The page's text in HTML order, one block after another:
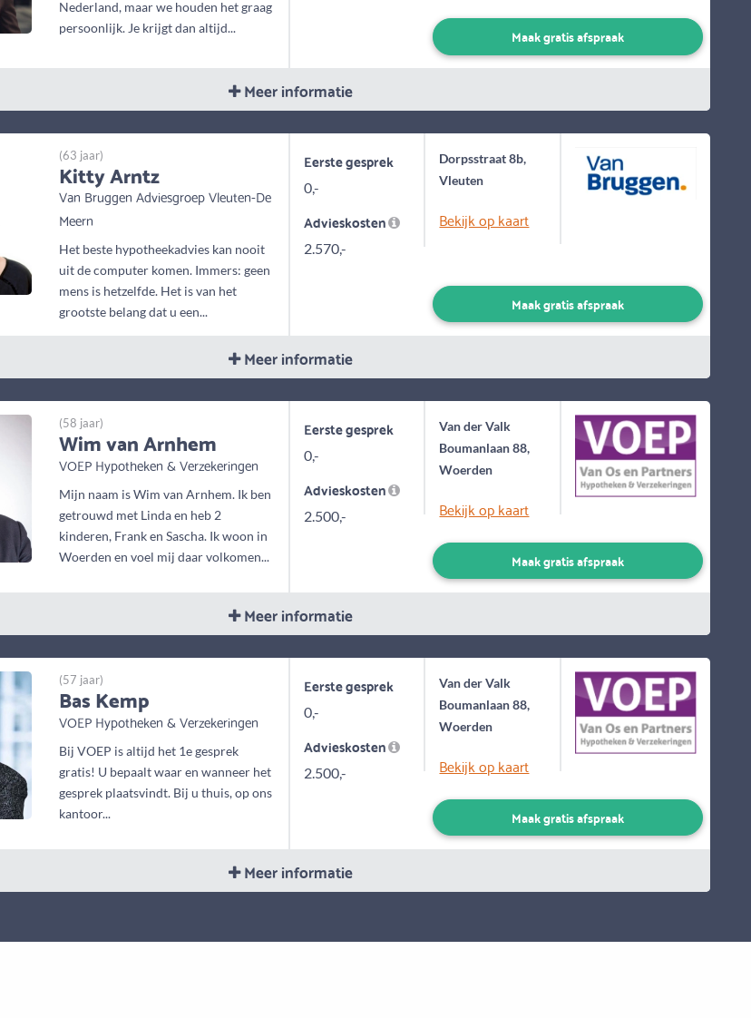
Nederland, maar we houden het graag
persoonlijk. Je krijgt dan altijd...
Maak gratis afspraak
Meer informatie
(63 jaar)
Kitty Arntz
Van Bruggen Adviesgroep Vleuten-De
Meern
Het beste hypotheekadvies kan nooit
uit de computer komen. Immers: geen
mens is hetzelfde. Het is van het
grootste belang dat u een...
Eerste gesprek
0,-
Advieskosten
2.570,-
Dorpsstraat 8b,
Vleuten
Bekijk op kaart
Maak gratis afspraak
Meer informatie
(58 jaar)
Wim van Arnhem
VOEP Hypotheken & Verzekeringen
Mijn naam is Wim van Arnhem. Ik ben
getrouwd met Linda en heb 2
kinderen, Frank en Sascha. Ik woon in
Woerden en voel mij daar volkomen...
Eerste gesprek
0,-
Advieskosten
2.500,-
Van der Valk
Boumanlaan 88,
Woerden
Bekijk op kaart
Maak gratis afspraak
Meer informatie
(57 jaar)
Bas Kemp
VOEP Hypotheken & Verzekeringen
Bij VOEP is altijd het 1e gesprek
gratis! U bepaalt waar en wanneer het
gesprek plaatsvindt. Bij u thuis, op ons
kantoor...
Eerste gesprek
0,-
Advieskosten
2.500,-
Van der Valk
Boumanlaan 88,
Woerden
Bekijk op kaart
Maak gratis afspraak
Meer informatie